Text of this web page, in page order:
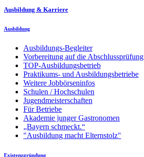
Ausbildung & Karriere
Ausbildung
Ausbildungs-Begleiter
Vorbereitung auf die Abschlussprüfung
TOP-Ausbildungsbetrieb
Praktikums- und Ausbildungsbetriebe
Weitere Jobbörseninfos
Schulen / Hochschulen
Jugendmeisterschaften
Für Betriebe
Akademie junger Gastronomen
„Bayern schmeckt.“
"Ausbildung macht Elternstolz"
Existenzgründung